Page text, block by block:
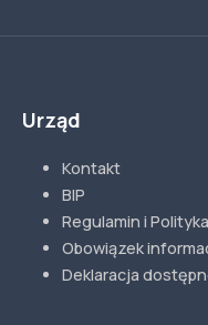
Urząd
Kontakt
BIP
Regulamin i
Obowiązek
Deklaracja